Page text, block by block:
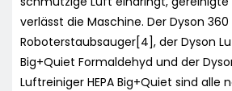
verlässt die Maschine. Der Dyson 360
Roboterstaubsauger[4], der Dyson
Big+Quiet Formaldehyd und der
Luftreiniger HEPA Big+Quiet sind alle